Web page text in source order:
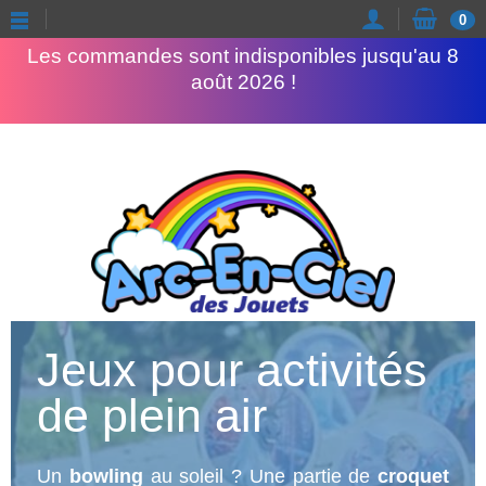
Les commandes sont indisponibles jusqu'au 8
août 2026 !
0
Jeux pour activités
de plein air
Un bowling au soleil ? Une partie de croquet